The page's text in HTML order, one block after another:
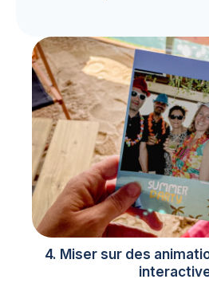
4. Miser sur des